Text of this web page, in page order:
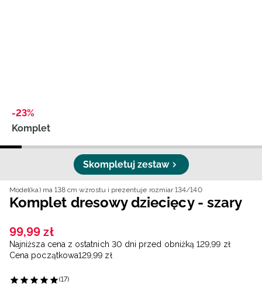
-23%
Komplet
Skompletuj zestaw
Model(ka) ma 138 cm wzrostu i prezentuje rozmiar 134/140
Komplet dresowy dziecięcy - szary
99,99 zł
Najniższa cena z ostatnich 30 dni przed obniżką 129,99 zł
Cena początkowa129,99 zł
(17)